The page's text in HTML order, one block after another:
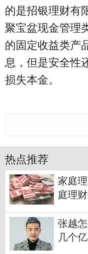
的是招银理财有
聚宝盆现金管理
的固定收益类产
息，但是安全性
损失本金。
热点推荐
家庭
庭理
张越
几个亿